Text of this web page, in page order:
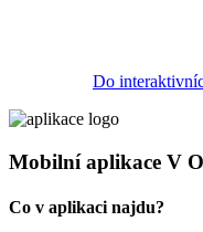
Do
Mobilní aplikace V
Co v aplikaci najdu?